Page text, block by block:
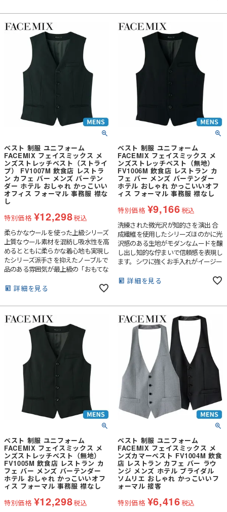
ベスト 制服 ユニフォーム
FACEMIX フェイスミックス メ
ンズストレッチベスト（ストライ
プ） FV1007M 飲食店 レストラ
ン カフェ バー メンズ バーテン
ダー ホテル おしゃれ かっこいい
オフィス フォーマル 事務服 襟な
し
特別価格 ¥12,298税込
柔らかなウールを使った上級シリーズ
上質なウール素材を混紡し吸水性を高
めるとともに柔らかな着心地も実現し
たシリーズ派手さを抑えたノーブルで
品のある雰囲気が最上級の「おもてな
詳細を見る
ベスト 制服 ユニフォーム
FACEMIX フェイスミックス メ
ンズストレッチベスト（無地）
FV1006M 飲食店 レストラン カ
フェ バー メンズ バーテンダー
ホテル おしゃれ かっこいいオフ
ィス フォーマル 事務服 襟なし
特別価格 ¥9,166税込
洗練された微光沢が知的さを演出 合
成繊維を使用したシリーズほのかに光
沢感のある生地がモダンなムードを醸
し出し知的な佇まいで信頼感を表現し
ます。シワに強くお手入れがイージー
詳細を見る
ベスト 制服 ユニフォーム
FACEMIX フェイスミックス メ
ンズストレッチベスト（無地）
FV1005M 飲食店 レストラン カ
フェ バー メンズ バーテンダー
ホテル おしゃれ かっこいいオフ
ィス フォーマル 事務服 襟なし
特別価格 ¥12,298税込
ベスト 制服 ユニフォーム
FACEMIX フェイスミックス メ
ンズカマーベスト FV1004M 飲食
店 レストラン カフェ バー ラウ
ンジ メンズ ホテル ブライダル
ソムリエ おしゃれ かっこいいフ
ォーマル 接客
特別価格 ¥6,416税込